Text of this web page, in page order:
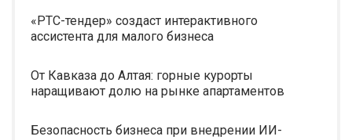
«РТС-тендер» создаст интерактивного
ассистента для малого бизнеса
От Кавказа до Алтая: горные курорты
наращивают долю на рынке апартаментов
Безопасность бизнеса при внедрении ИИ-